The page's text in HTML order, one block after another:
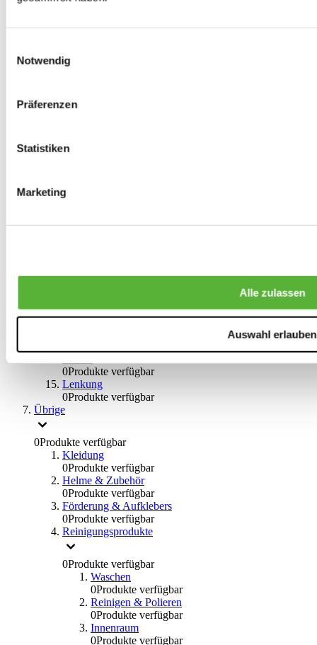
Notwendig
Präferenzen
Statistiken
Marketing
Alle zulassen
Auswahl erlauben
Bremsen
Handbremsen
0Produkte verfügbar
0Produkte verfügbar
Lenkung
0Produkte verfügbar
Übrige
0Produkte verfügbar
Kleidung
0Produkte verfügbar
Helme & Zubehör
0Produkte verfügbar
Förderung & Aufklebers
0Produkte verfügbar
Reinigungsprodukte
0Produkte verfügbar
Waschen
0Produkte verfügbar
Reinigen & Polieren
0Produkte verfügbar
Innenraum
0Produkte verfügbar